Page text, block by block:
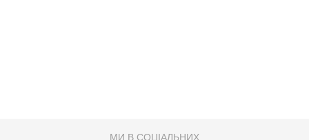
МИ В СОЦІАЛЬНИХ